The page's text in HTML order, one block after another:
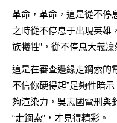
革命，革命，這是從不停
之時從不停息于出現英雄
族犧牲”，從不停息大義凜
這是在審查邊緣走鋼索的
不信你硬得起”足夠性暗
夠渲染力，吳志國電刑與
“走鋼索”，才見得精彩。